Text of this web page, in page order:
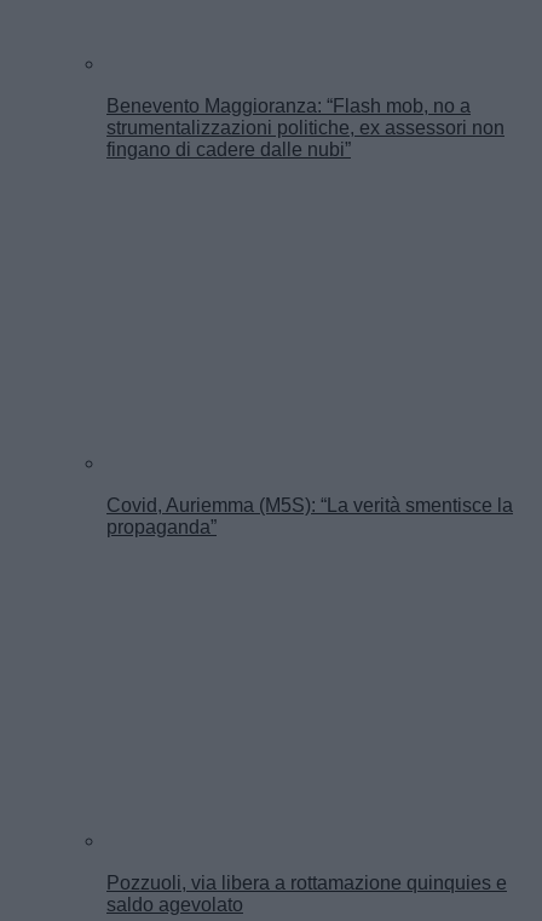
Benevento Maggioranza: “Flash mob, no a
strumentalizzazioni politiche, ex assessori non
fingano di cadere dalle nubi”
Covid, Auriemma (M5S): “La verità smentisce la
propaganda”
Pozzuoli, via libera a rottamazione quinquies e
saldo agevolato